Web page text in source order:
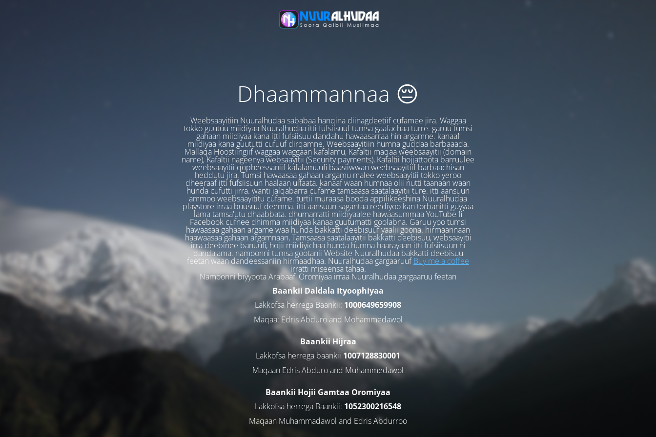
Dhaammannaa 😔
Weebsaayitiin Nuuralhudaa sababaa hanqina diinagdeetiif cufamee jira. Waggaa
tokko guutuu miidiyaa Nuuralhudaa itti fufsiisuuf tumsa gaafachaa turre. garuu tumsi
gahaan miidiyaa kana itti fufsiisuu dandahu hawaasarraa hin argamne. kanaaf
miidiyaa kana guututti cufuuf dirqamne. Weebsaayitiin humna guddaa barbaaada.
Mallaqa Hoostiingiif waggaa waggaan kafalamu, Kafaltii maqaa weebsaayitii (domain
name), Kafaltii nageenya websaayitii (Security payments), Kafaltii hojjattoota barruulee
weebsaayitii qopheessaniif kafalamuufi baasiiwwan weebsaayitiif barbaachisan
heddutu jira. Tumsi hawaasaa gahaan argamu malee weebsaayitii tokko yeroo
dheeraaf itti fufsiisuun haalaan ulfaata. kanaaf waan humnaa olii nutti taanaan waan
hunda cufutti jirra. wanti jalqabarra cufame tamsaasa saatalaayitii ture. itti aansuun
ammoo weebsaayititu cufame. turtii muraasa booda appilikeeshina Nuuralhudaa
playstore irraa buusuuf deemna. itti aansuun sagantaa reediyoo kan torbanitti guyyaa
lama tamsa'utu dhaabbata. dhumarratti miidiyaalee hawaasummaa YouTube fi
Facebook cufnee dhimma miidiyaa kanaa guutumatti goolabna. Garuu yoo tumsi
hawaasaa gahaan argame waa hunda bakkatti deebisuuf yaalii goona. hirmaannaan
haawaasaa gahaan argamnaan, Tamsaasa saatalaayitii bakkatti deebisuu, websaayitii
irra deebinee banuufi, hojii miidiyichaa hunda humna haarayaan itti fufsiisuun ni
danda'ama. namoonni tumsa gootanii Website Nuuralhudaa bakkatti deebisuu
feetan waan dandeessaniin hirmaadhaa. Nuuralhudaa gargaaruufBuy me a coffee
irratti miseensa tahaa.
Namoonni biyyoota Arabaafi Oromiyaa irraa Nuuralhudaa gargaaruu feetan
Baankii Daldala Ityoophiyaa
Lakkofsa herrega Baankii: 1000649659908
Maqaa: Edris Abduro and Mohammedawol
Baankii Hijraa
Lakkofsa herrega baankii 1007128830001
Maqaan Edris Abduro and Muhammedawol
Baankii Hojii Gamtaa Oromiyaa
Lakkofsa herrega Baankii: 1052300216548
Maqaan Muhammadawol and Edris Abdurroo